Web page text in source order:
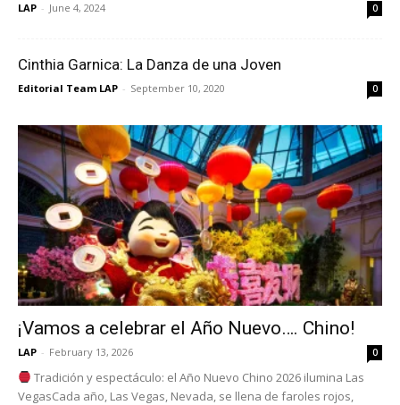
LAP - June 4, 2024 0
Cinthia Garnica: La Danza de una Joven
Editorial Team LAP - September 10, 2020 0
¡Vamos a celebrar el Año Nuevo…. Chino!
LAP - February 13, 2026 0
Tradición y espectáculo: el Año Nuevo Chino 2026 ilumina Las
VegasCada año, Las Vegas, Nevada, se llena de faroles rojos,